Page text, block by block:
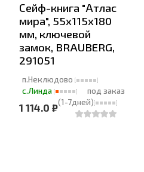
Сейф-книга "Атлас
мира", 55х115х180
мм, ключевой
замок, BRAUBERG,
291051
п.Неклюдово
с.Линда
под заказ
(1-7дней)
1 114.0 ₽